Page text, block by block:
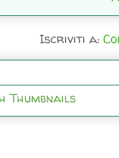
Iscriviti a: